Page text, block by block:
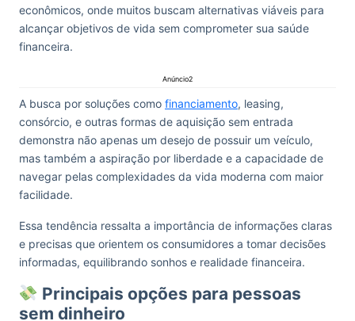
econômicos, onde muitos buscam alternativas viáveis para
alcançar objetivos de vida sem comprometer sua saúde
financeira.
Anúncio2
A busca por soluções como financiamento, leasing,
consórcio, e outras formas de aquisição sem entrada
demonstra não apenas um desejo de possuir um veículo,
mas também a aspiração por liberdade e a capacidade de
navegar pelas complexidades da vida moderna com maior
facilidade.
Essa tendência ressalta a importância de informações claras
e precisas que orientem os consumidores a tomar decisões
informadas, equilibrando sonhos e realidade financeira.
Principais opções para pessoas
sem dinheiro